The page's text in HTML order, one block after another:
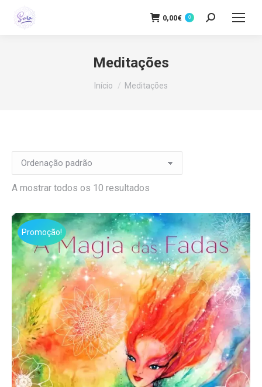
0,00€ 0 Buscar
Meditações
Você está aqui:
Início Meditações
A mostrar todos os 10 resultados
Promoção!